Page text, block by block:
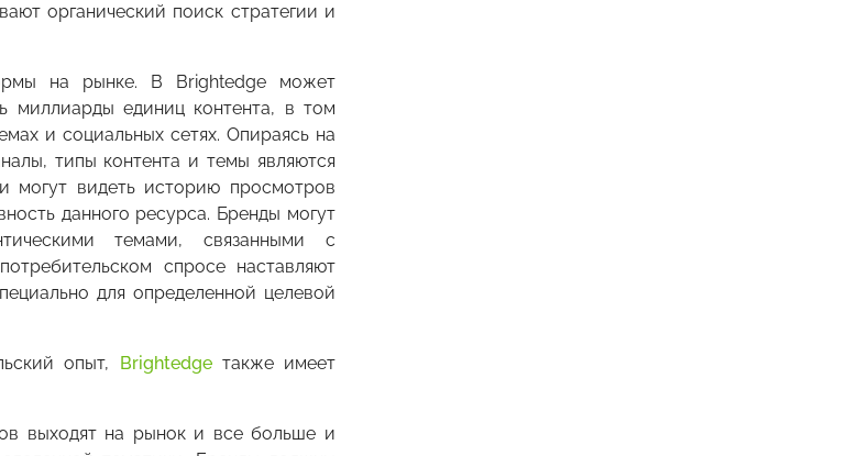
органический поиск стратегии и
на рынке. В Brightеdge может
миллиарды единиц контента, в том
и социальных сетях. Опираясь на
типы контента и темы являются
могут видеть историю просмотров
данного ресурса. Бренды могут
темами, связанными с
спросе наставляют
для определенной целевой
опыт, Brightеdgeтакже имеет
выходят на рынок и все больше и